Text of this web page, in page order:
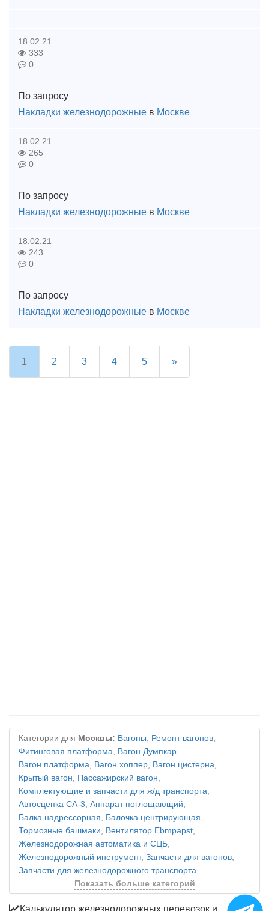
18.02.21
333
0
По запросу
Накладки железнодорожные в Москве
18.02.21
265
0
По запросу
Накладки железнодорожные в Москве
18.02.21
243
0
По запросу
Накладки железнодорожные в Москве
1 2 3 4 5 »
Категории для Москвы: Вагоны, Ремонт вагонов,
Фитинговая платформа, Вагон Думпкар,
Вагон платформа, Вагон хоппер, Вагон цистерна,
Крытый вагон, Пассажирский вагон,
Комплектующие и запчасти для ж/д транспорта,
Автосцепка СА-3, Аппарат поглощающий,
Балка надрессорная, Балочка центрирующая,
Тормозные башмаки, Вентилятор Ebmpapst,
Железнодорожная автоматика и СЦБ,
Железнодорожный инструмент, Запчасти для вагонов,
Запчасти для железнодорожного транспорта
Показать больше категорий
Калькулятор железнодорожных перевозок и